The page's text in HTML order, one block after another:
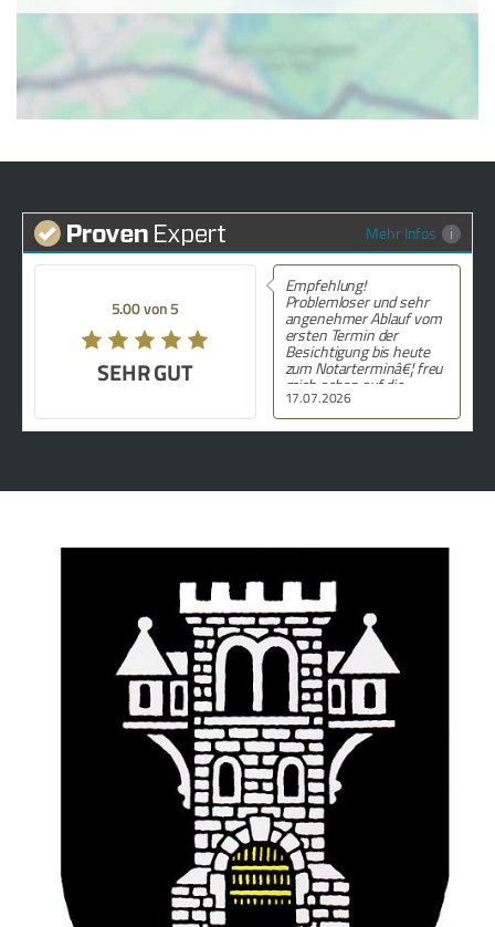
Mehr Infos
5.00 von 5
SEHR GUT
17.07.2026
Empfehlung!
Problemloser und sehr
angenehmer Ablauf vom
ersten Termin der
Besichtigung bis heute
zum Notarterminâ€¦ freu
mich schon auf die
SchlÃ¼sselÃ¼bergabe.
Ganz groÃŸes
DankeschÃ¶n an Frau